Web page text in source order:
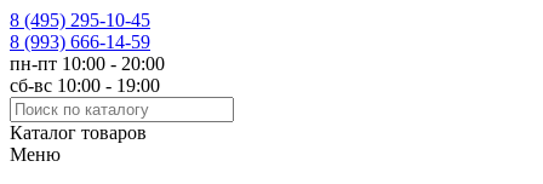
8 (495) 295-10-45
8 (993) 666-14-59
пн-пт 10:00 - 20:00
сб-вс 10:00 - 19:00
Каталог товаров
Меню